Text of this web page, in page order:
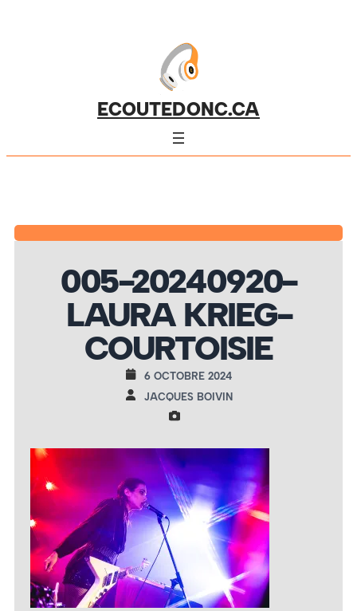
ECOUTEDONC.CA
005-20240920-
LAURA KRIEG-
COURTOISIE
6 OCTOBRE 2024
JACQUES BOIVIN